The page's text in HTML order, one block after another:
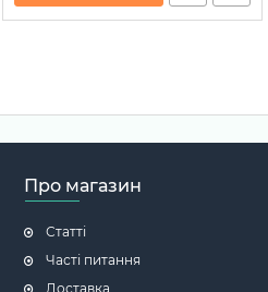
Про магазин
Статті
Часті питання
Доставка